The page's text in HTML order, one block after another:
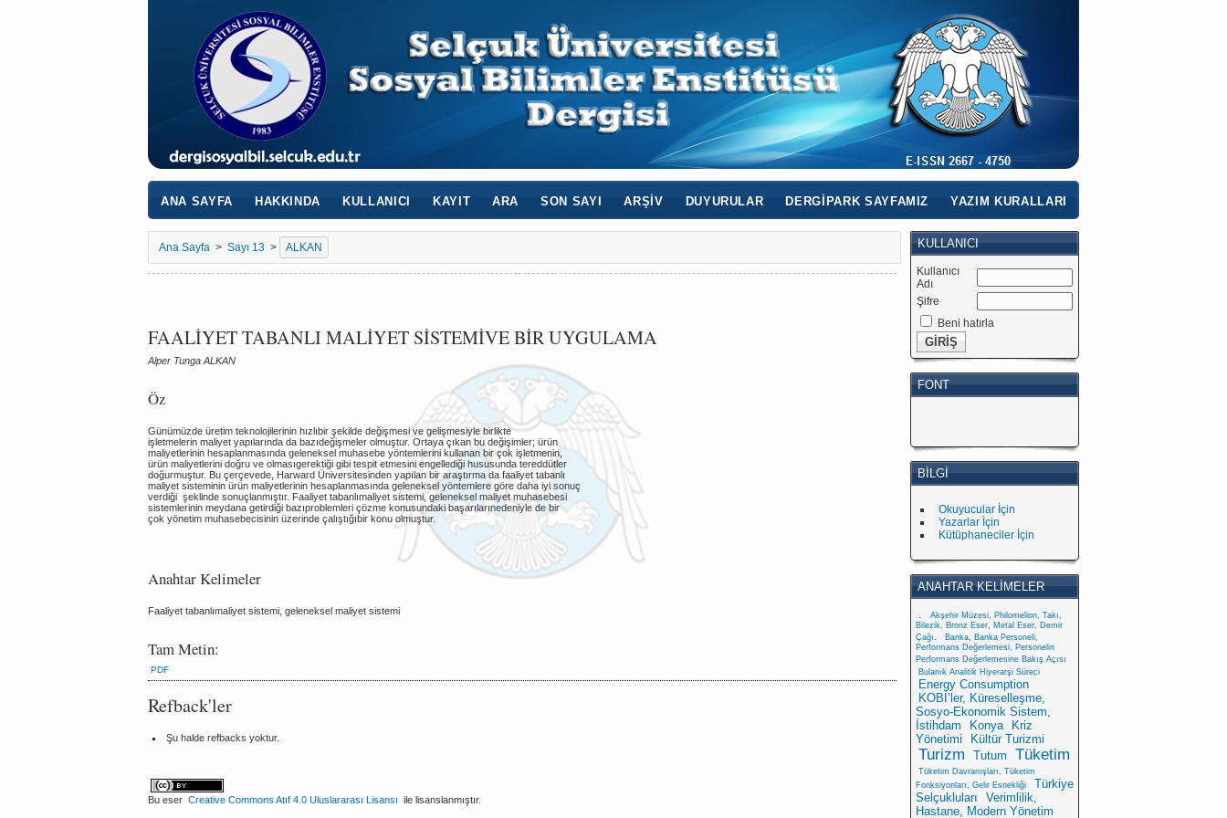
KULLANICI
Kullanıcı
Adı
Şifre
Beni hatırla
FONT
BILGI
Okuyucular İçin
Yazarlar İçin
Kütüphaneciler İçin
ANAHTAR KELIMELER
.
Akşehir Müzesi, Philomelion, Takı,
Bilezik, Bronz Eser, Metal Eser, Demir
Çağı.
Banka, Banka Personeli,
Performans Değerlemesi, Personelin
Performans Değerlemesine Bakış Açısı
Bulanık Analitik Hiyerarşi Süreci
Energy Consumption
KOBİ’ler, Küreselleşme,
Sosyo-Ekonomik Sistem,
İstihdam
Konya
Kriz
Yönetimi
Kültür Turizmi
Turizm Tutum Tüketim
Tüketim Davranışları, Tüketim
Fonksiyonları, Gelir Esnekliği
Türkiye
Selçukluları
Verimlilik,
Hastane, Modern Yönetim
ANA SAYFA HAKKINDA KULLANICI KAYIT ARA SON SAYI ARŞIV DUYURULAR DERGIPARK SAYFAMIZ YAZIM KURALLARI
Ana Sayfa > Sayı 13 > ALKAN
FAALİYET TABANLI MALİYET SİSTEMİVE BİR UYGULAMA
Alper Tunga ALKAN
Öz
Günümüzde üretim teknolojilerinin hızlıbir şekilde değişmesi ve gelişmesiyle birlikte
işletmelerin maliyet yapılarında da bazıdeğişmeler olmuştur. Ortaya çıkan bu değişimler; ürün
maliyetlerinin hesaplanmasında geleneksel muhasebe yöntemlerini kullanan bir çok işletmenin,
ürün maliyetlerini doğru ve olmasıgerektiği gibi tespit etmesini engellediği hususunda tereddütler
doğurmuştur. Bu çerçevede, Harward Üniversitesinden yapılan bir araştırma da faaliyet tabanlı
maliyet sisteminin ürün maliyetlerinin hesaplanmasında geleneksel yöntemlere göre daha iyi sonuç
verdiği şeklinde sonuçlanmıştır. Faaliyet tabanlımaliyet sistemi, geleneksel maliyet muhasebesi
sistemlerinin meydana getirdiği bazıproblemleri çözme konusundaki başarılarınedeniyle de bir
çok yönetim muhasebecisinin üzerinde çalıştığıbir konu olmuştur.
Anahtar Kelimeler
Faaliyet tabanlımaliyet sistemi, geleneksel maliyet sistemi
Tam Metin:
PDF
Refback'ler
Şu halde refbacks yoktur.
Bu eser Creative Commons Atıf 4.0 Uluslararası Lisansı ile lisanslanmıştır.